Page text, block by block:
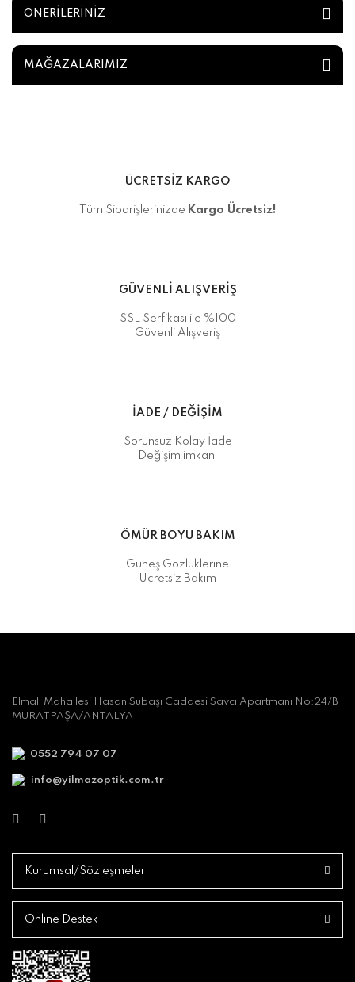
ÖNERİLERİNİZ
MAĞAZALARIMIZ
ÜCRETSİZ KARGO
Tüm Siparişlerinizde Kargo Ücretsiz!
GÜVENLİ ALIŞVERİŞ
SSL Serfikası ile %100
Güvenli Alışveriş
İADE / DEĞİŞİM
Sorunsuz Kolay İade
Değişim imkanı
ÖMÜR BOYU BAKIM
Güneş Gözlüklerine
Ücretsiz Bakım
Elmalı Mahallesi Hasan Subaşı Caddesi Savcı Apartmanı No:24/B
MURATPAŞA/ANTALYA
0552 794 07 07
info@yilmazoptik.com.tr
Kurumsal/Sözleşmeler
Online Destek